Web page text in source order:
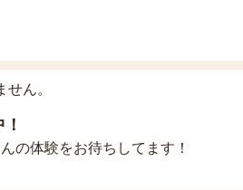
ん。
の体験をお待ちしてます！